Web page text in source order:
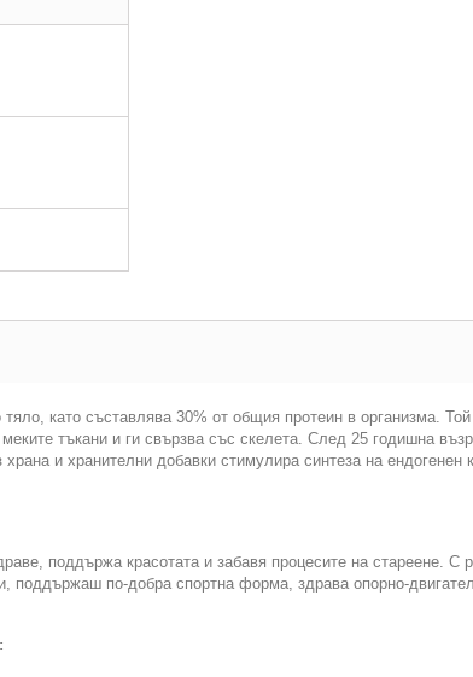
като съставлява 30% от общия протеин в организма.
тъкани и ги свързва със скелета. След 25 годишна
и хранителни добавки стимулира синтеза на ендогенен
поддържа красотата и забавя процесите на стареене. С
поддържаш по-добра спортна форма, здрава опорно-